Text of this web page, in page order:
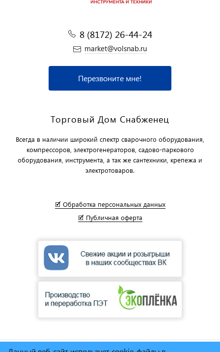
8 (8172) 26-44-24
market@volsnab.ru
Перезвоните мне!
Торговый Дом Снабженец
Всегда в наличии широкий спектр сварочного оборудования,
компрессоров, электрогенераторов, садово-паркового
оборудования, инструмента, а так же сантехники, крепежа и
электротоваров.
🗹 Обработка персональных данных
🗹 Публичная оферта